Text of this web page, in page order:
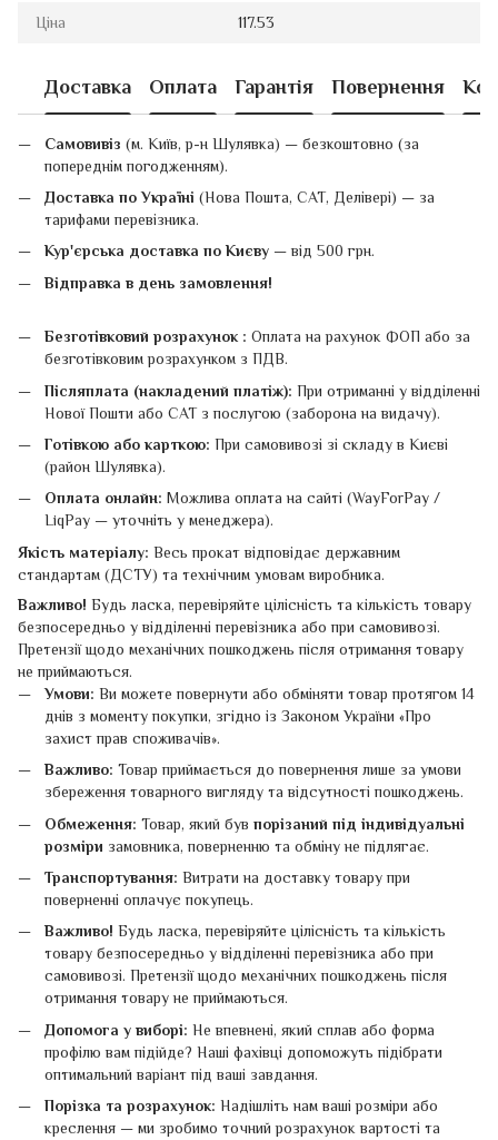
Ціна 117.53
Доставка Оплата Гарантія Повернення
Самовивіз (м. Київ, р-н Шулявка) — безкоштовно (за
попереднім погодженням).
Доставка по Україні (Нова Пошта, САТ, Делівері) — за
тарифами перевізника.
Кур'єрська доставка по Києву — від 500 грн.
Відправка в день замовлення!
Безготівковий розрахунок : Оплата на рахунок ФОП або за
безготівковим розрахунком з ПДВ.
Післяплата (накладений платіж): При отриманні у відділенні
Нової Пошти або САТ з послугою (заборона на видачу).
Готівкою або карткою: При самовивозі зі складу в Києві
(район Шулявка).
Оплата онлайн: Можлива оплата на сайті (WayForPay /
LiqPay — уточніть у менеджера).
Якість матеріалу: Весь прокат відповідає державним
стандартам (ДСТУ) та технічним умовам виробника.
Важливо! Будь ласка, перевіряйте цілісність та кількість товару
безпосередньо у відділенні перевізника або при самовивозі.
Претензії щодо механічних пошкоджень після отримання товару
не приймаються.
Умови: Ви можете повернути або обміняти товар протягом 14
днів з моменту покупки, згідно із Законом України «Про
захист прав споживачів».
Важливо: Товар приймається до повернення лише за умови
збереження товарного вигляду та відсутності пошкоджень.
Обмеження: Товар, який був порізаний під індивідуальні
розміри замовника, поверненню та обміну не підлягає.
Транспортування: Витрати на доставку товару при
поверненні оплачує покупець.
Важливо! Будь ласка, перевіряйте цілісність та кількість
товару безпосередньо у відділенні перевізника або при
самовивозі. Претензії щодо механічних пошкоджень після
отримання товару не приймаються.
Допомога у виборі: Не впевнені, який сплав або форма
профілю вам підійде? Наші фахівці допоможуть підібрати
оптимальний варіант під ваші завдання.
Порізка та розрахунок: Надішліть нам ваші розміри або
креслення — ми зробимо точний розрахунок вартості та